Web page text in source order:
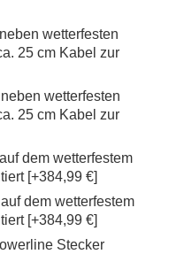
wetterfesten
25 cm Kabel zur
wetterfesten
25 cm Kabel zur
dem wetterfestem
[+384,99 €]
dem wetterfestem
[+384,99 €]
Stecker